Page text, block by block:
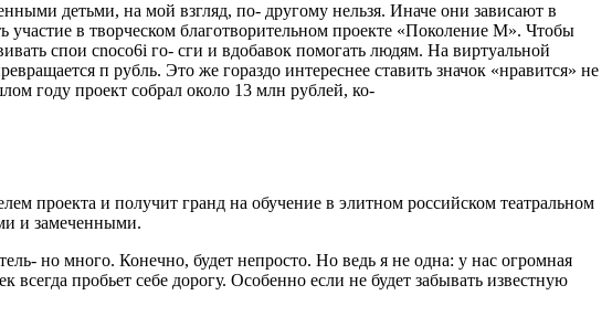
детьми, на мой взгляд, по- другому нельзя. Иначе они за­висают в
в творческом благо­творительном проекте «Поко­ление М». Чтобы
спои cnoco6i го- сги и вдобавок помогать людям. На виртуальной
п рубль. Это же гораздо интереснее ставить значок «нравится» не
году проект собрал около 13 млн рублей, ко-
про­екта и получит гранд на обу­чение в элитном российском театральном
и замеченными.
но много. Конечно, будет не­просто. Но ведь я не одна: у нас огромная
пробьет себе дорогу. Особенно если не будет забывать известную